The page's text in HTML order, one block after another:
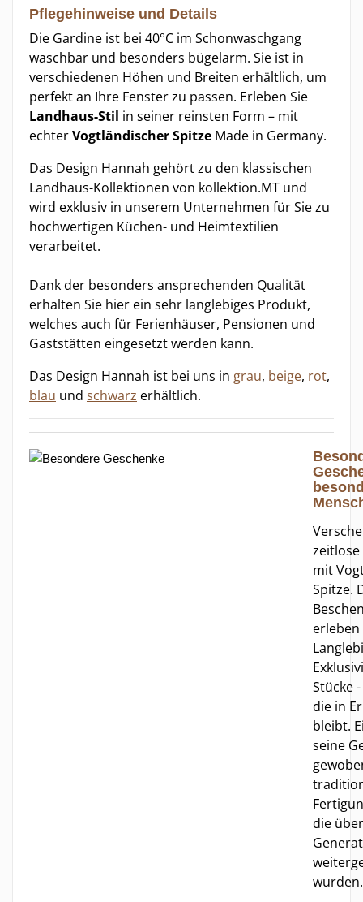
Pflegehinweise und Details
Die Gardine ist bei 40°C im Schonwaschgang
waschbar und besonders bügelarm. Sie ist in
verschiedenen Höhen und Breiten erhältlich, um
perfekt an Ihre Fenster zu passen. Erleben Sie
Landhaus-Stil in seiner reinsten Form – mit
echterVogtländischer Spitze Made in Germany.
Das Design Hannah gehört zu den klassischen
Landhaus-Kollektionen von kollektion.MT und
wird exklusiv in unserem Unternehmen für Sie zu
hochwertigen Küchen- und Heimtextilien
verarbeitet.
Dank der besonders ansprechenden Qualität
erhalten Sie hier ein sehr langlebiges Produkt,
welches auch für Ferienhäuser, Pensionen und
Gaststätten eingesetzt werden kann.
Das Design Hannah ist bei uns in grau, beige, rot,
blau und schwarz erhältlich.
mit
Spitze.
erleben
Stücke
die in
bleibt.
seine
die über
wurden.